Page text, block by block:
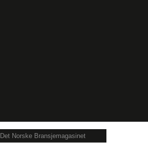
Norske Bransjemagasinet